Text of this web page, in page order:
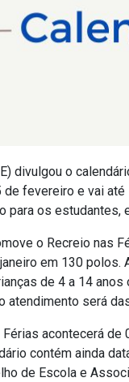
divulgou o
de fevereiro e vai
para os
o Recreio nas
em 130 polos.
de 4 a 14
será
acontecerá
contém ainda
de Escola e